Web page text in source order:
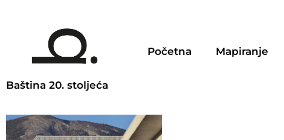
Baština 20. stoljeća
Početna Mapiranje